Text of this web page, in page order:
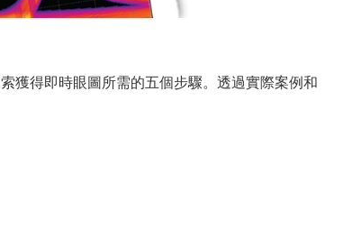
獲得即時眼圖所需的五個步驟。透過實際案例和